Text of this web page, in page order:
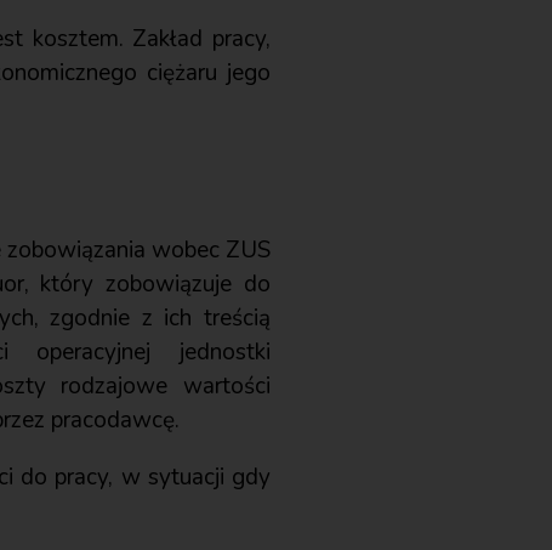
kosztem. Zakład pracy,
ciężaru jego
wobec ZUS
który zobowiązuje do
zgodnie z ich treścią
operacyjnej jednostki
rodzajowe wartości
pracodawcę.
do pracy, w sytuacji gdy